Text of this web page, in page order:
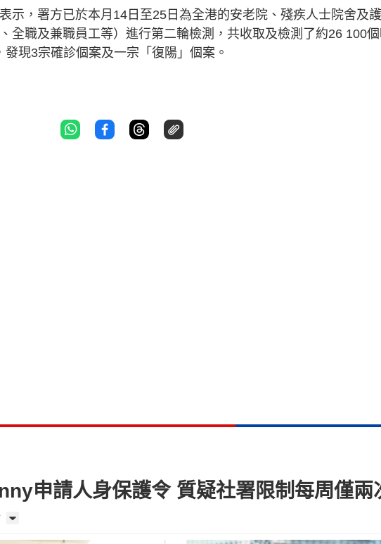
示，署方已於本月14日至25日為全港的安老院、殘疾人士院舍及
全職及兼職員工等）進行第二輪檢測，共收取及檢測了約26 100
現3宗確診個案及一宗「復陽」個案。
申請人身保護令 質疑社署限制每周僅